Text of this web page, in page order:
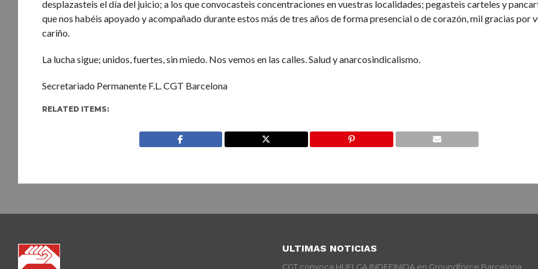
desplazasteis el día del juicio; a los que convocasteis concentraciones en vuestras localidades; pegasteis carteles y
que nos habéis apoyado y acompañado durante estos más de tres años de forma presencial o de corazón, mil gracias por
cariño.
La lucha sigue; unidos, fuertes, sin miedo. Nos vemos en las calles. Salud y anarcosindicalismo.
Secretariado Permanente F.L. CGT Barcelona
RELATED ITEMS:
ULTIMAS NOTICIAS
CGT convoca HUELGA INDEFINIDA en Groundforce Barcelona